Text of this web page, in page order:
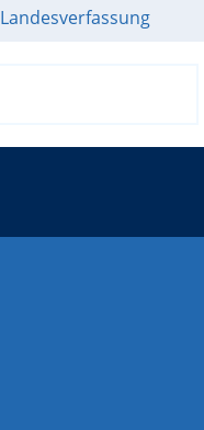
Landesverfassung